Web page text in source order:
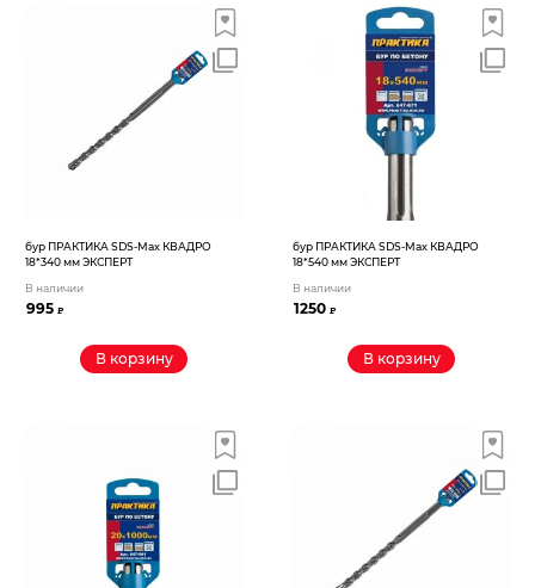
бур ПРАКТИКА SDS-Max КВАДРО
18*340 мм ЭКСПЕРТ
В наличии
995₽
В корзину
бур ПРАКТИКА SDS-Max КВАДРО
18*540 мм ЭКСПЕРТ
В наличии
1250₽
В корзину